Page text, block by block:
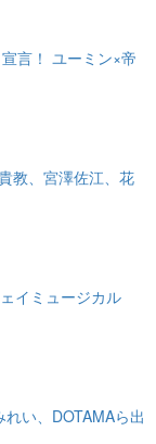
言！ ユーミン×帝
教、宮澤佐江、花
イミュージカル
い、DOTAMAら出